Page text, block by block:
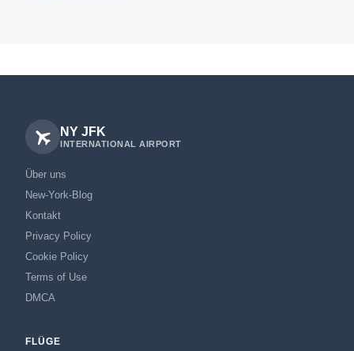
NY JFK
INTERNATIONAL AIRPORT
Über uns
New-York-Blog
Kontakt
Privacy Policy
Cookie Policy
Terms of Use
DMCA
FLÜGE